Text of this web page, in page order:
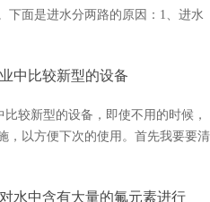
一道
，以方便下次的使用。首先我要要清
反渗透设备产出来的水